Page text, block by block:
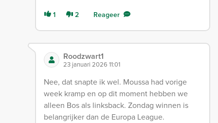
1 2 Reageer
Roodzwart1
23 januari 2026 11:01
Nee, dat snapte ik wel. Moussa had vorige
week kramp en op dit moment hebben we
alleen Bos als linksback. Zondag winnen is
belangrijker dan de Europa League.